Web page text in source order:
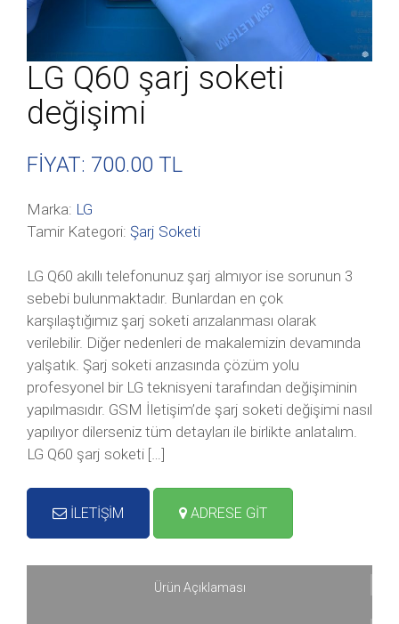
LG Q60 şarj soketi
değişimi
FİYAT: 700.00 TL
Marka: LG
Tamir Kategori: Şarj Soketi
LG Q60 akıllı telefonunuz şarj almıyor ise sorunun 3
sebebi bulunmaktadır. Bunlardan en çok
karşılaştığımız şarj soketi arızalanması olarak
verilebilir. Diğer nedenleri de makalemizin devamında
yalşatık. Şarj soketi arızasında çözüm yolu
profesyonel bir LG teknisyeni tarafından değişiminin
yapılmasıdır. GSM İletişim’de şarj soketi değişimi nasıl
yapılıyor dilerseniz tüm detayları ile birlikte anlatalım.
LG Q60 şarj soketi […]
İLETİŞİM ADRESE GİT
Ürün Açıklaması